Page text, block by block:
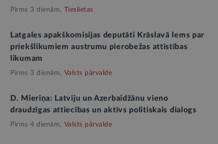
Pirms 3 dienām, Tieslietas
Latgales apakškomisijas deputāti Krāslavā lems par
priekšlikumiem austrumu pierobežas attīstības
likumam
Pirms 3 dienām, Valsts pārvalde
D. Mieriņa: Latviju un Azerbaidžānu vieno
draudzīgas attiecības un aktīvs politiskais dialogs
Pirms 4 dienām, Valsts pārvalde